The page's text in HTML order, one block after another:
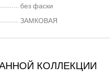
без фаски
ЗАМКОВАЯ
КОЛЛЕКЦИИ